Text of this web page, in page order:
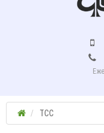
TCC